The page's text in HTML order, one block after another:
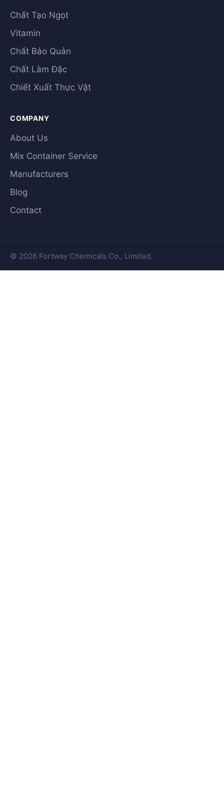
Chất Tạo Ngọt
Vitamin
Chất Bảo Quản
Chất Làm Đặc
Chiết Xuất Thực Vật
COMPANY
About Us
Mix Container Service
Manufacturers
Blog
Contact
© 2026 Fortway Chemicals Co., Limited.